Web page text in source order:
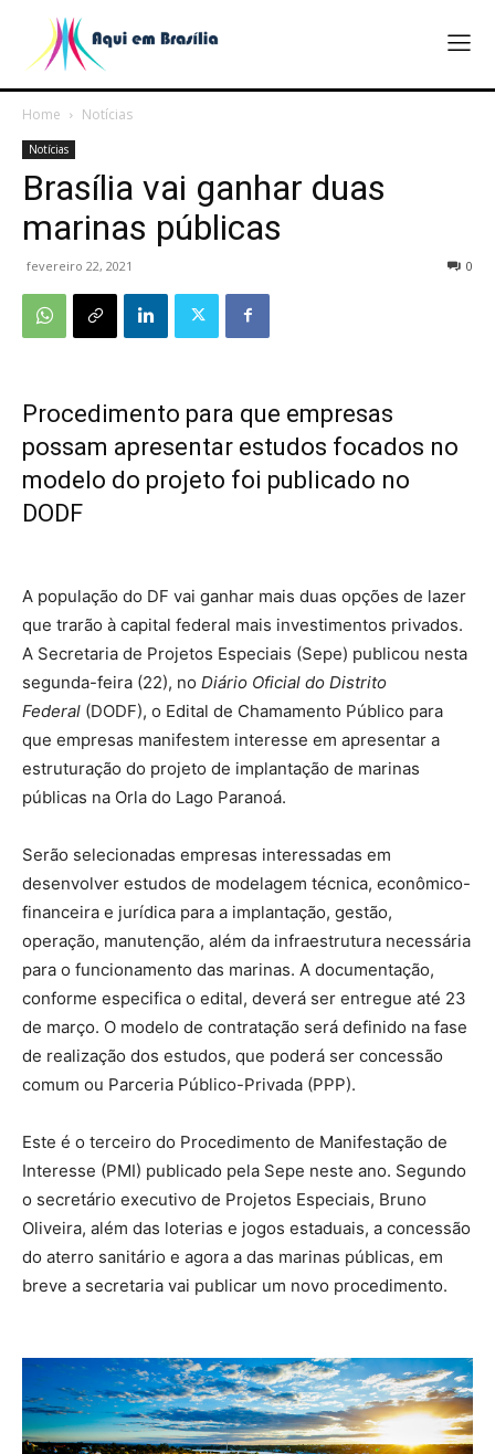
Home Notícias
Notícias
Brasília vai ganhar duas
marinas públicas
fevereiro 22, 2021 0
Procedimento para que empresas
possam apresentar estudos focados no
modelo do projeto foi publicado no
DODF
A população do DF vai ganhar mais duas opções de lazer
que trarão à capital federal mais investimentos privados.
A Secretaria de Projetos Especiais (Sepe) publicou nesta
segunda-feira (22), no Diário Oficial do Distrito
Federal (DODF), o Edital de Chamamento Público para
que empresas manifestem interesse em apresentar a
estruturação do projeto de implantação de marinas
públicas na Orla do Lago Paranoá.
Serão selecionadas empresas interessadas em
desenvolver estudos de modelagem técnica, econômico-
financeira e jurídica para a implantação, gestão,
operação, manutenção, além da infraestrutura necessária
para o funcionamento das marinas. A documentação,
conforme especifica o edital, deverá ser entregue até 23
de março. O modelo de contratação será definido na fase
de realização dos estudos, que poderá ser concessão
comum ou Parceria Público-Privada (PPP).
Este é o terceiro do Procedimento de Manifestação de
Interesse (PMI) publicado pela Sepe neste ano. Segundo
o secretário executivo de Projetos Especiais, Bruno
Oliveira, além das loterias e jogos estaduais, a concessão
do aterro sanitário e agora a das marinas públicas, em
breve a secretaria vai publicar um novo procedimento.